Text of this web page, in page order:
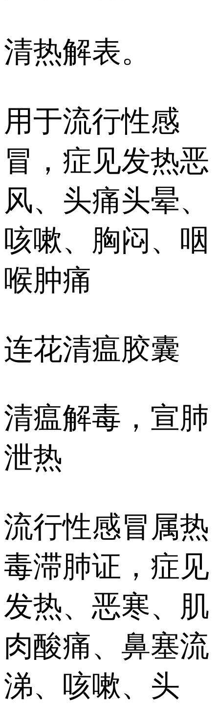
清热解表。
用于流行性感
冒，症见发热恶
风、头痛头晕、
咳嗽、胸闷、咽
喉肿痛
连花清瘟胶囊
清瘟解毒，宣肺
泄热
流行性感冒属热
毒滞肺证，症见
发热、恶寒、肌
肉酸痛、鼻塞流
涕、咳嗽、头